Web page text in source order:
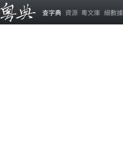
查字典 資源 粵文庫 細數據